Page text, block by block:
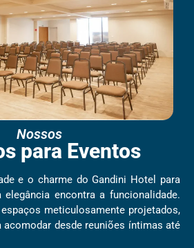
Nossos
para Eventos
e o charme do Gandini Hotel para
encontra a funcionalidade.
meticulosamente projetados,
desde reuniões íntimas até